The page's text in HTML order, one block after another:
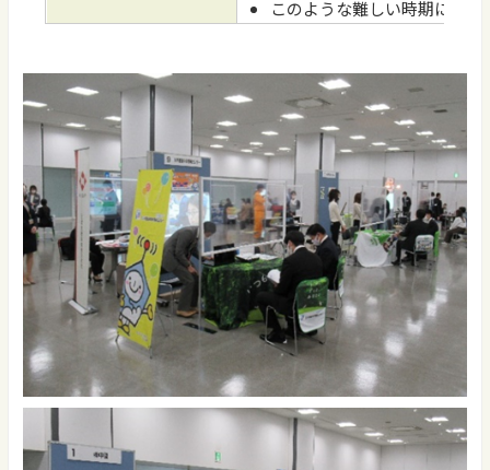
このような難しい時期に、